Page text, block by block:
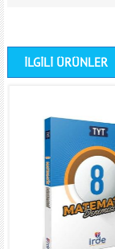
İLGİLİ ÜRÜNLER